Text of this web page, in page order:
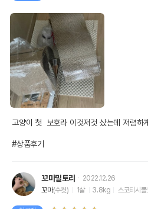
고양이 첫  보호라 이것저것 샀는데 저렴하
#상품후기
꼬마밀토리
2022.12.26
꼬마(수컷) 1살 3.8kg 스코티시폴